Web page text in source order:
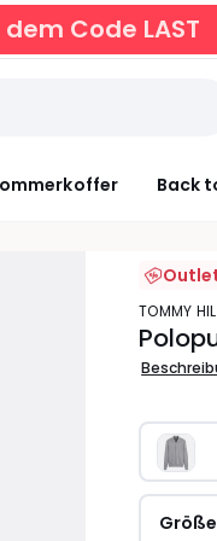
dem Code LAST
Back
TOMMY
Größe